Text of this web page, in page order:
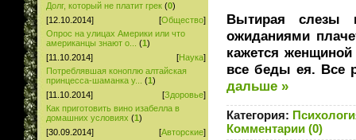
Долг, который не платит грек (0)
[12.10.2014]
[Общество]
Опрос на улицах Америки или что
американцы знают о...
(1)
[11.10.2014]
[Наука]
Потреблявшая коноплю алтайская
принцесса-шаманка у...
(1)
[11.10.2014]
[Здоровье]
Как приготовить вино изабелла в
домашних условиях (1)
[30.09.2014]
[Авторские]
Вытирая слезы
ожиданиями
кажется
все беды ея. Все
дальше »
Категория:
Комментарии (0)